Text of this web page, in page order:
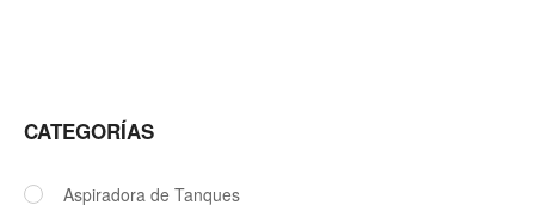
CATEGORÍAS
Aspiradora de Tanques